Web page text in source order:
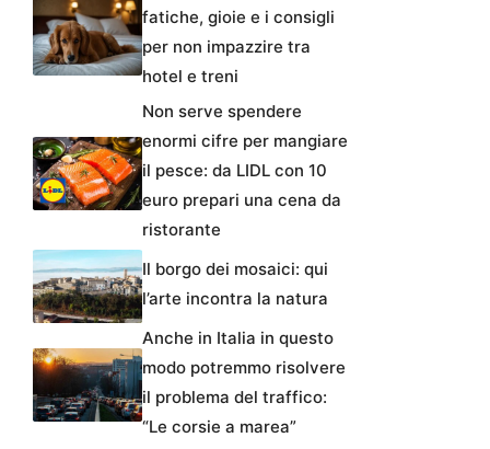
fatiche, gioie e i consigli
per non impazzire tra
hotel e treni
Non serve spendere
enormi cifre per mangiare
il pesce: da LIDL con 10
euro prepari una cena da
ristorante
Il borgo dei mosaici: qui
l’arte incontra la natura
Anche in Italia in questo
modo potremmo risolvere
il problema del traffico:
“Le corsie a marea”